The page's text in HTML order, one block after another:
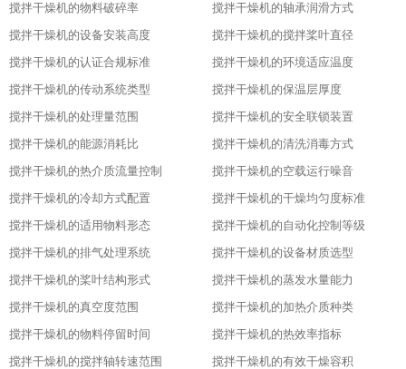
搅拌干燥机的物料破碎率
搅拌干燥机的轴承润滑方式
搅拌干燥机的设备安装高度
搅拌干燥机的搅拌桨叶直径
搅拌干燥机的认证合规标准
搅拌干燥机的环境适应温度
搅拌干燥机的传动系统类型
搅拌干燥机的保温层厚度
搅拌干燥机的处理量范围
搅拌干燥机的安全联锁装置
搅拌干燥机的能源消耗比
搅拌干燥机的清洗消毒方式
搅拌干燥机的热介质流量控制
搅拌干燥机的空载运行噪音
搅拌干燥机的冷却方式配置
搅拌干燥机的干燥均匀度标准
搅拌干燥机的适用物料形态
搅拌干燥机的自动化控制等级
搅拌干燥机的排气处理系统
搅拌干燥机的设备材质选型
搅拌干燥机的桨叶结构形式
搅拌干燥机的蒸发水量能力
搅拌干燥机的真空度范围
搅拌干燥机的加热介质种类
搅拌干燥机的物料停留时间
搅拌干燥机的热效率指标
搅拌干燥机的搅拌轴转速范围
搅拌干燥机的有效干燥容积